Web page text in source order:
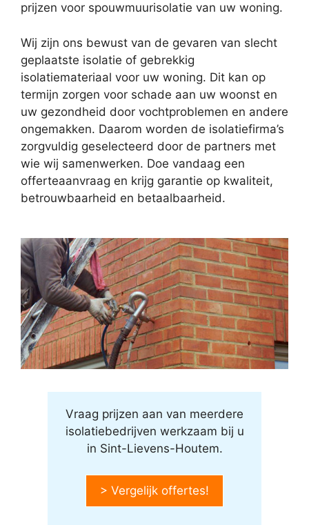
prijzen voor spouwmuurisolatie van uw woning.
Wij zijn ons bewust van de gevaren van slecht
geplaatste isolatie of gebrekkig
isolatiemateriaal voor uw woning. Dit kan op
termijn zorgen voor schade aan uw woonst en
uw gezondheid door vochtproblemen en andere
ongemakken. Daarom worden de isolatiefirma’s
zorgvuldig geselecteerd door de partners met
wie wij samenwerken. Doe vandaag een
offerteaanvraag en krijg garantie op kwaliteit,
betrouwbaarheid en betaalbaarheid.
Vraag prijzen aan van meerdere
isolatiebedrijven werkzaam bij u
in Sint-Lievens-Houtem.
> Vergelijk offertes!